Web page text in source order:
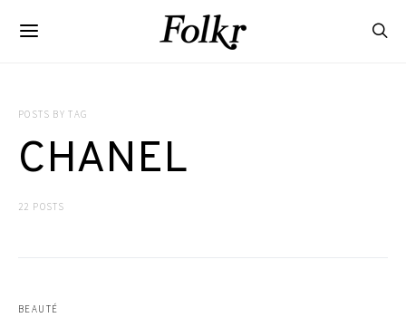
POSTS BY TAG
CHANEL
22 POSTS
BEAUTÉ